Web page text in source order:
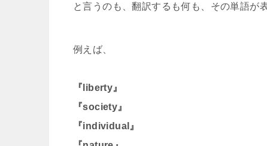
と言うのも、翻訳するも何も、その単語が
例えば、
『liberty』
『society』
『individual』